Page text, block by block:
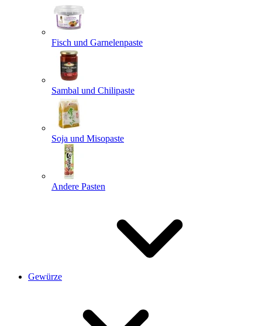
Fisch und Garnelenpaste
Sambal und Chilipaste
Soja und Misopaste
Andere Pasten
Gewürze